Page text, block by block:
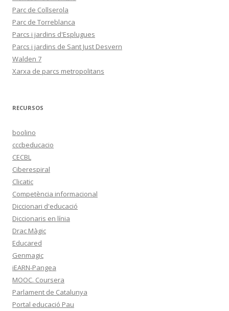
Parc de Collserola
Parc de Torreblanca
Parcs i jardins d'Esplugues
Parcs i jardins de Sant Just Desvern
Walden 7
Xarxa de parcs metropolitans
RECURSOS
boolino
cccbeducacio
CECBL
Ciberespiral
Clicatic
Competència informacional
Diccionari d'educació
Diccionaris en línia
Drac Màgic
Educared
Genmagic
iEARN-Pangea
MOOC. Coursera
Parlament de Catalunya
Portal educació Pau